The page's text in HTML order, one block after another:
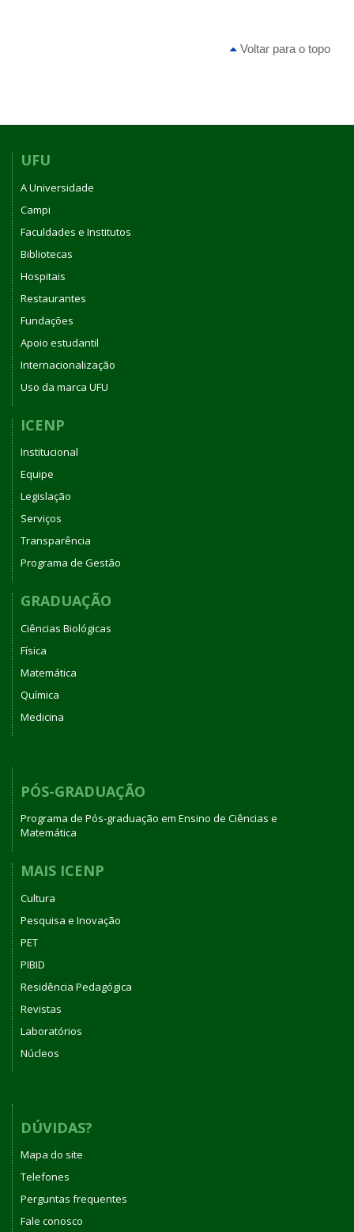
Voltar para o topo
UFU
A Universidade
Campi
Faculdades e Institutos
Bibliotecas
Hospitais
Restaurantes
Fundações
Apoio estudantil
Internacionalização
Uso da marca UFU
ICENP
Institucional
Equipe
Legislação
Serviços
Transparência
Programa de Gestão
GRADUAÇÃO
Ciências Biológicas
Física
Matemática
Química
Medicina
PÓS-GRADUAÇÃO
Programa de Pós-graduação em Ensino de Ciências e
Matemática
MAIS ICENP
Cultura
Pesquisa e Inovação
PET
PIBID
Residência Pedagógica
Revistas
Laboratórios
Núcleos
DÚVIDAS?
Mapa do site
Telefones
Perguntas frequentes
Fale conosco